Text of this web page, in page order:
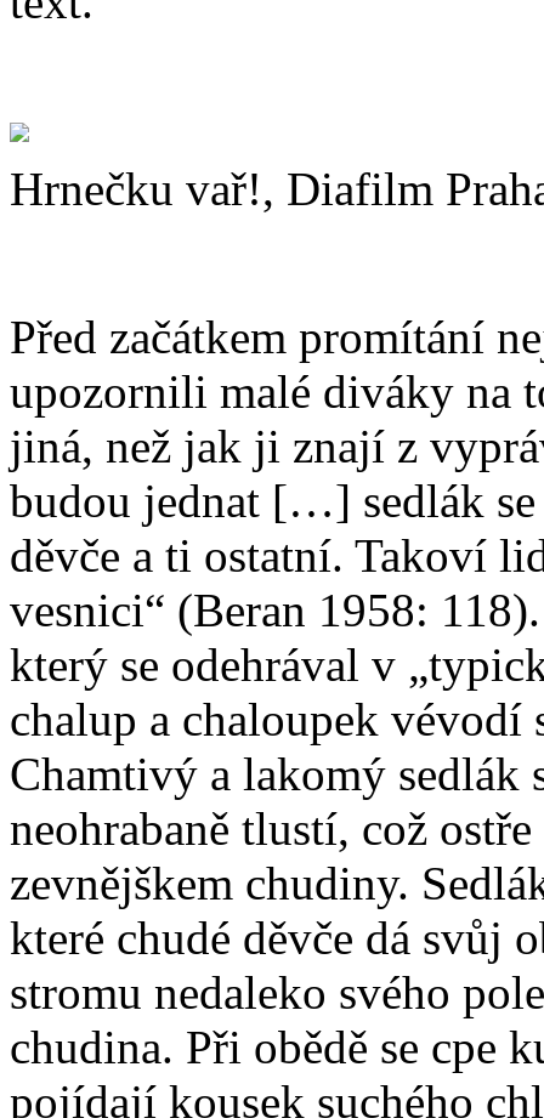
Hrnečku vař!, Diafilm
Před začátkem promítání
upozornili malé diváky na
jiná, než jak ji znají z
budou jednat […] sedlák
děvče a ti ostatní. Takoví
vesnici“ (Beran 1958:
který se odehrával v
chalup a chaloupek vévodí
Chamtivý a lakomý sedlák
neohrabaně tlustí, což
zevnějškem chudiny.
které chudé děvče dá svůj
stromu nedaleko svého
chudina. Při obědě se cpe
pojídají kousek suchého